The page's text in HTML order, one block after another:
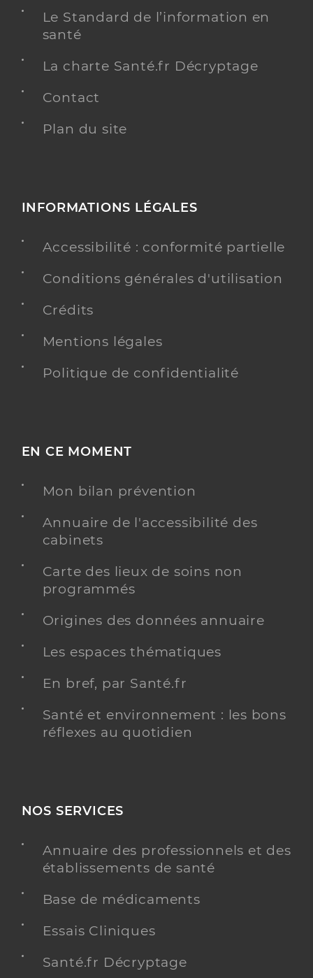
Le Standard de l’information en
santé
La charte Santé.fr Décryptage
Contact
Plan du site
INFORMATIONS LÉGALES
Accessibilité : conformité partielle
Conditions générales d'utilisation
Crédits
Mentions légales
Politique de confidentialité
EN CE MOMENT
Mon bilan prévention
Annuaire de l'accessibilité des
cabinets
Carte des lieux de soins non
programmés
Origines des données annuaire
Les espaces thématiques
En bref, par Santé.fr
Santé et environnement : les bons
réflexes au quotidien
NOS SERVICES
Annuaire des professionnels et des
établissements de santé
Base de médicaments
Essais Cliniques
Santé.fr Décryptage